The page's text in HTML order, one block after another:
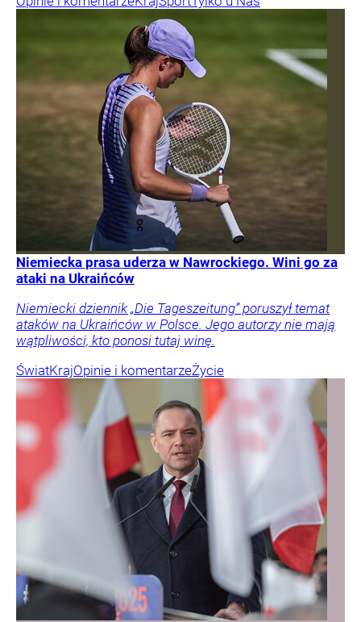
Niemiecka prasa uderza w Nawrockiego. Wini go za
ataki na Ukraińców
Niemiecki dziennik „Die Tageszeitung” poruszył temat
ataków na Ukraińców w Polsce. Jego autorzy nie mają
wątpliwości, kto ponosi tutaj winę.
ŚwiatKrajOpinie i komentarzeŻycie